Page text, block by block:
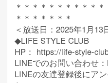
＊＊＊＊＊＊＊＊＊＊
＊＊＊＊＊＊＊
＜放送日：2025年1月13
◆LIFE STYLE CLUB
HP： https://life-style-
LINEでのお問い合わせ
LINEの友達登録後にア